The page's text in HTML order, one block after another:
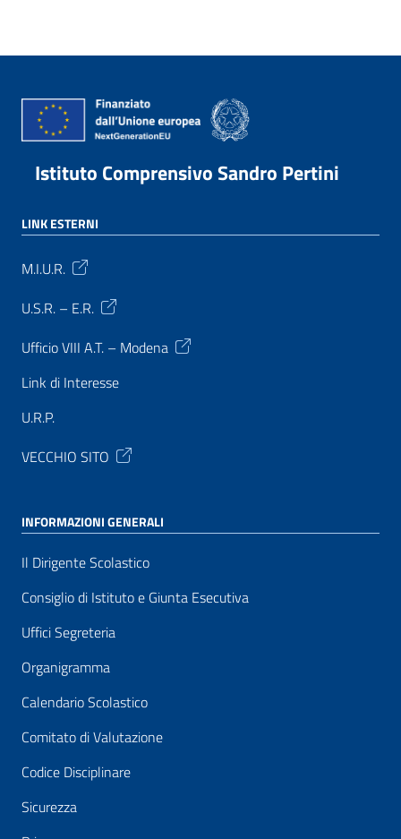
Istituto Comprensivo Sandro Pertini
LINK ESTERNI
M.I.U.R.
U.S.R. – E.R.
Ufficio VIII A.T. – Modena
Link di Interesse
U.R.P.
VECCHIO SITO
INFORMAZIONI GENERALI
Il Dirigente Scolastico
Consiglio di Istituto e Giunta Esecutiva
Uffici Segreteria
Organigramma
Calendario Scolastico
Comitato di Valutazione
Codice Disciplinare
Sicurezza